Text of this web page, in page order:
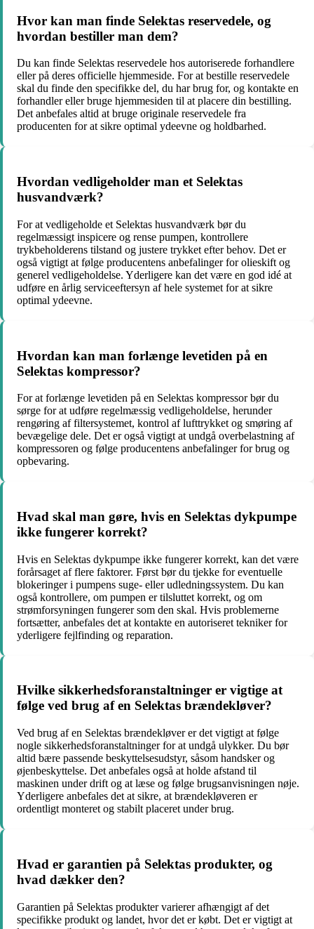
Hvor kan man finde Selektas reservedele, og
hvordan bestiller man dem?
Du kan finde Selektas reservedele hos autoriserede forhandlere
eller på deres officielle hjemmeside. For at bestille reservedele
skal du finde den specifikke del, du har brug for, og kontakte en
forhandler eller bruge hjemmesiden til at placere din bestilling.
Det anbefales altid at bruge originale reservedele fra
producenten for at sikre optimal ydeevne og holdbarhed.
Hvordan vedligeholder man et Selektas
husvandværk?
For at vedligeholde et Selektas husvandværk bør du
regelmæssigt inspicere og rense pumpen, kontrollere
trykbeholderens tilstand og justere trykket efter behov. Det er
også vigtigt at følge producentens anbefalinger for olieskift og
generel vedligeholdelse. Yderligere kan det være en god idé at
udføre en årlig serviceeftersyn af hele systemet for at sikre
optimal ydeevne.
Hvordan kan man forlænge levetiden på en
Selektas kompressor?
For at forlænge levetiden på en Selektas kompressor bør du
sørge for at udføre regelmæssig vedligeholdelse, herunder
rengøring af filtersystemet, kontrol af lufttrykket og smøring af
bevægelige dele. Det er også vigtigt at undgå overbelastning af
kompressoren og følge producentens anbefalinger for brug og
opbevaring.
Hvad skal man gøre, hvis en Selektas dykpumpe
ikke fungerer korrekt?
Hvis en Selektas dykpumpe ikke fungerer korrekt, kan det være
forårsaget af flere faktorer. Først bør du tjekke for eventuelle
blokeringer i pumpens suge- eller udledningssystem. Du kan
også kontrollere, om pumpen er tilsluttet korrekt, og om
strømforsyningen fungerer som den skal. Hvis problemerne
fortsætter, anbefales det at kontakte en autoriseret tekniker for
yderligere fejlfinding og reparation.
Hvilke sikkerhedsforanstaltninger er vigtige at
følge ved brug af en Selektas brændekløver?
Ved brug af en Selektas brændekløver er det vigtigt at følge
nogle sikkerhedsforanstaltninger for at undgå ulykker. Du bør
altid bære passende beskyttelsesudstyr, såsom handsker og
øjenbeskyttelse. Det anbefales også at holde afstand til
maskinen under drift og at læse og følge brugsanvisningen nøje.
Yderligere anbefales det at sikre, at brændekløveren er
ordentligt monteret og stabilt placeret under brug.
Hvad er garantien på Selektas produkter, og
hvad dækker den?
Garantien på Selektas produkter varierer afhængigt af det
specifikke produkt og landet, hvor det er købt. Det er vigtigt at